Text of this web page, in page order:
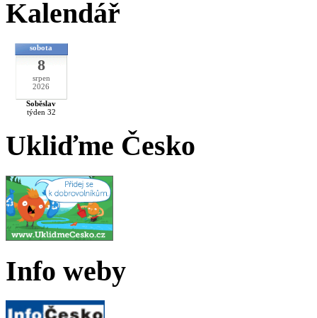
Kalendář
sobota
8
srpen
2026
Soběslav
týden 32
Ukliďme Česko
Info weby